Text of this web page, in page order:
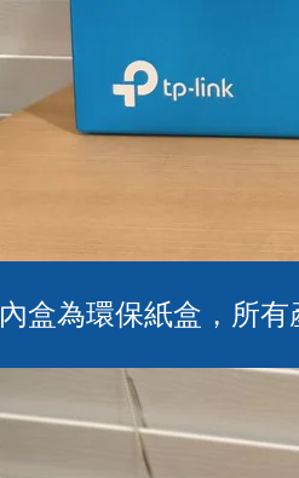
內盒為環保紙盒，所